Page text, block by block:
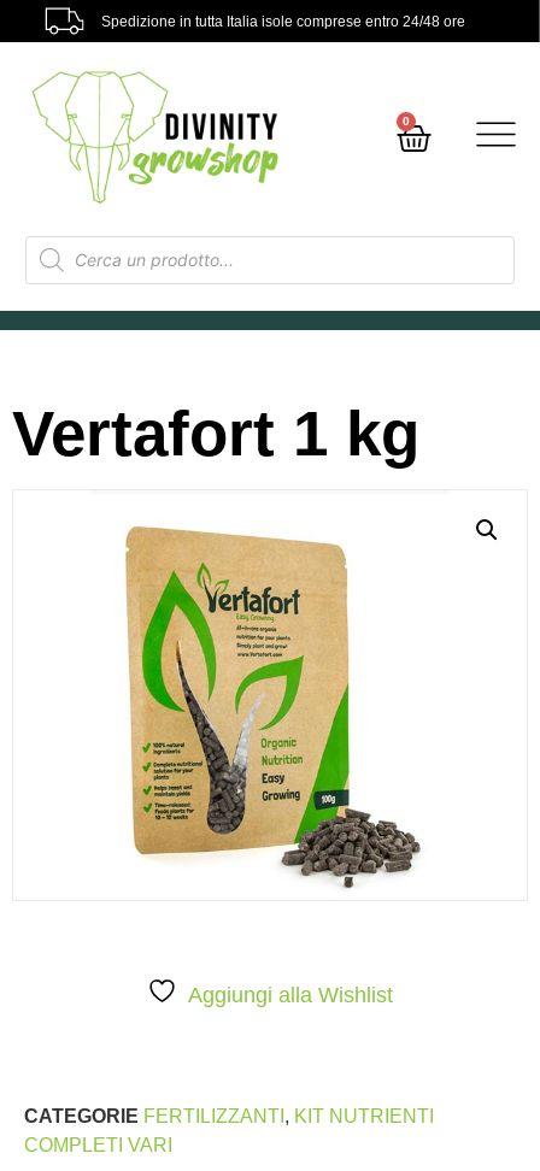
Spedizione in tutta Italia isole comprese entro 24/48 ore
0
Vertafort 1 kg
Aggiungi alla Wishlist
CATEGORIE FERTILIZZANTI , KIT NUTRIENTI
COMPLETI VARI